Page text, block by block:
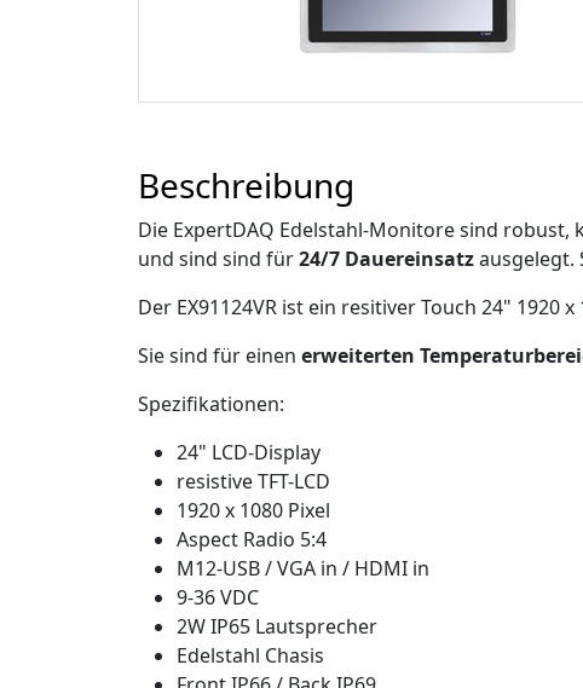
Beschreibung
Die ExpertDAQ Edelstahl-Monitore sind
und sind sind für24/7 Dauereinsatzausgelegt.
Der EX91124VR ist ein resitiver Touch 24" 1920
Sie sind für einen erweiterten
Spezifikationen:
24" LCD-Display
resistive TFT-LCD
1920 x 1080 Pixel
Aspect Radio 5:4
M12-USB / VGA in / HDMI in
9-36 VDC
2W IP65 Lautsprecher
Edelstahl Chasis